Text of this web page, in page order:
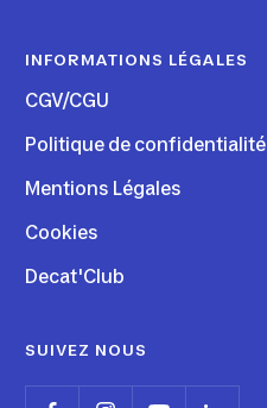
INFORMATIONS LÉGALES
CGV/CGU
Politique de confidentialité
Mentions Légales
Cookies
Decat'Club
SUIVEZ NOUS